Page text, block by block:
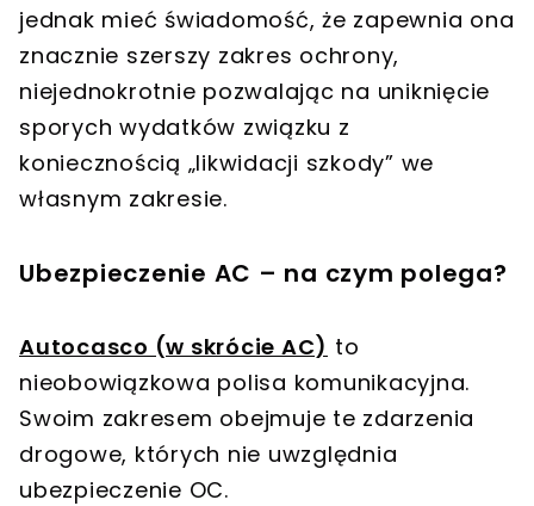
jednak mieć świadomość, że zapewnia ona
znacznie szerszy zakres ochrony,
niejednokrotnie pozwalając na uniknięcie
sporych wydatków związku z
koniecznością „likwidacji szkody” we
własnym zakresie.
Ubezpieczenie AC – na czym polega?
Autocasco (w skrócie AC) to
nieobowiązkowa polisa komunikacyjna.
Swoim zakresem obejmuje te zdarzenia
drogowe, których nie uwzględnia
ubezpieczenie OC.